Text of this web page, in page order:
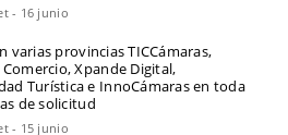
- 16 junio
varias provincias TICCámaras,
Comercio, Xpande Digital,
Turística e InnoCámaras en toda
de solicitud
- 15 junio